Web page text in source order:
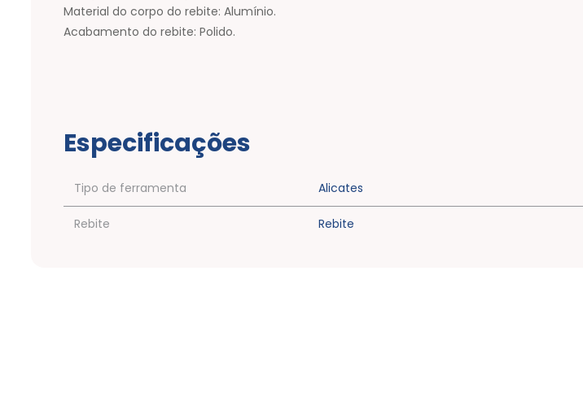
Material do corpo do rebite: Alumínio.
Acabamento do rebite: Polido.
Especificações
Tipo de ferramenta Alicates
Rebite Rebite